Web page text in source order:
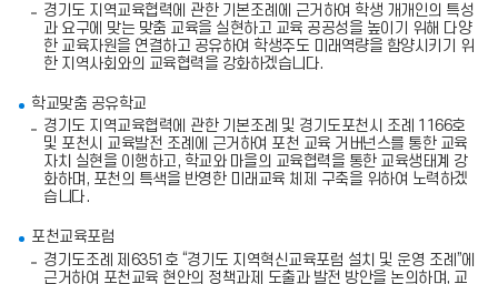
를
포
다.
경기도 지역교육협력에 관한 기본조례에 근거하여 학생 개개인의 특성
과 요구에 맞는 맞춤 교육을 실현하고 교육 공공성을 높이기 위해 다양
한 교육자원을 연결하고 공유하여 학생주도 미래역량을 함양시키기 위
한 지역사회와의 교육협력을 강화하겠습니다.
학교맞춤 공유학교
경기도 지역교육협력에 관한 기본조례 및 경기도포천시 조례 1166호
및 포천시 교육발전 조례에 근거하여 포천 교육 거버넌스를 통한 교육
자치 실현을 이행하고, 학교와 마을의 교육협력을 통한 교육생태계 강
화하며, 포천의 특색을 반영한 미래교육 체제 구축을 위하여 노력하겠
습니다.
포천교육포럼
경기도조례 제6351호 “경기도 지역혁신교육포럼 설치 및 운영 조례”에
근거하여 포천교육 현안의 정책과제 도출과 발전 방안을 논의하며, 교